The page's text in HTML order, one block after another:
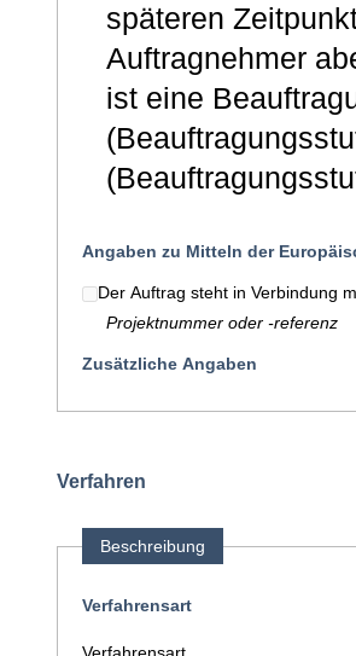
späteren
Auftragnehmer
ist eine
Angaben zu Mitteln der
Der Auftrag steht in Verbindung
Projektnummer oder -referenz
Zusätzliche Angaben
Verfahren
Beschreibung
Verfahrensart